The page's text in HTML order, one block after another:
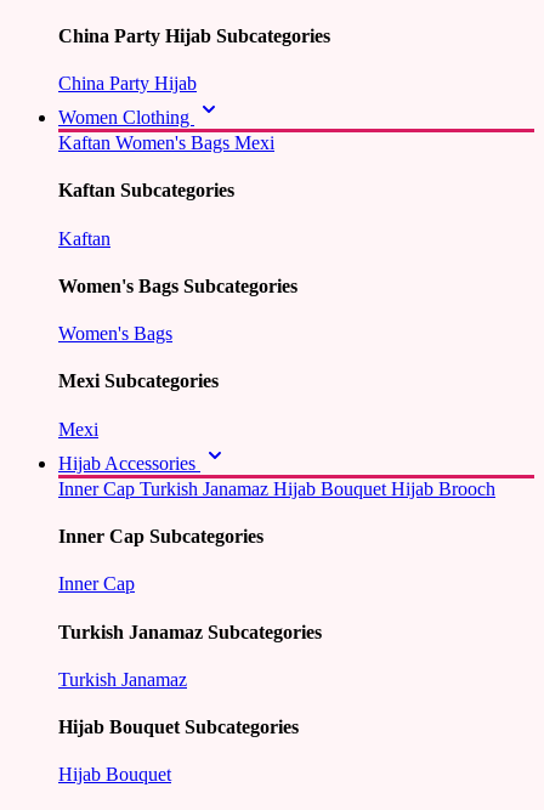
China Party Hijab Subcategories
China Party Hijab
Women Clothing
Kaftan Women's Bags Mexi
Kaftan Subcategories
Kaftan
Women's Bags Subcategories
Women's Bags
Mexi Subcategories
Mexi
Hijab Accessories
Inner Cap Turkish Janamaz Hijab Bouquet Hijab Brooch
Inner Cap Subcategories
Inner Cap
Turkish Janamaz Subcategories
Turkish Janamaz
Hijab Bouquet Subcategories
Hijab Bouquet